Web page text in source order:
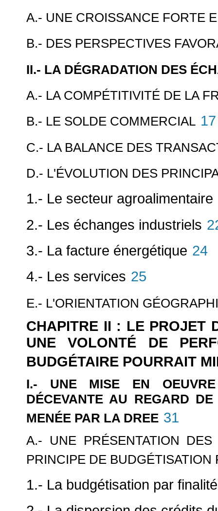
A.- UNE CROISSANCE FORTE
B.- DES PERSPECTIVES
II.- LA DÉGRADATION DES
A.- LA COMPÉTITIVITÉ DE LA
B.- LE SOLDE COMMERCIAL 17
C.- LA BALANCE DES
D.- L'ÉVOLUTION DES
1.- Le secteur agroalimentaire
2.- Les échanges industriels
3.- La facture énergétique 24
4.- Les services 25
E.- L'ORIENTATION
CHAPITRE II : LE PROJET
UNE VOLONTÉ DE
BUDGÉTAIRE POURRAIT
I.- UNE MISE EN
DÉCEVANTE AU REGARD
MENÉE PAR LA DREE 31
A.- UNE PRÉSENTATION
PRINCIPE DE BUDGÉTISATION
1.- La budgétisation par finalité